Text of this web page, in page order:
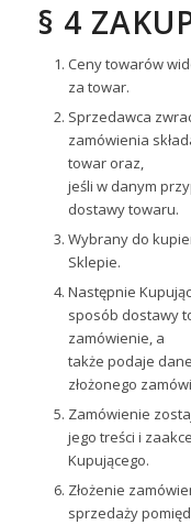
§ 4
Ceny towarów
za towar.
Sprzedawca
zamówienia
towar oraz,
jeśli w danym
dostawy towaru.
Wybrany do
Sklepie.
Następnie
sposób dostawy
zamówienie, a
także podaje
złożonego
Zamówienie
jego treści i
Kupującego.
Złożenie
sprzedaży